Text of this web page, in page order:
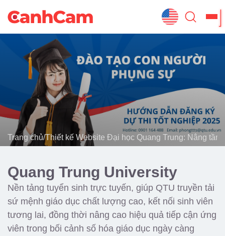
Trang Chủ
Giới Thiệu
Thiết Kế Website
Đã Thiết Kế
Dịch Vụ
Quy Trình
Blog
Trang chủ/Thiết kế Website Đại học Quang Trung: Nâng tầm
Quang Trung University
Nền tảng tuyển sinh trực tuyến, giúp QTU truyền tải
sứ mệnh giáo dục chất lượng cao, kết nối sinh viên
tương lai, đồng thời nâng cao hiệu quả tiếp cận ứng
viên trong bối cảnh số hóa giáo dục ngày càng